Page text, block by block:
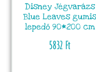
Disney Jégvarázs
Blue Leaves gumis
lepedő 90*200 cm
5832 Ft